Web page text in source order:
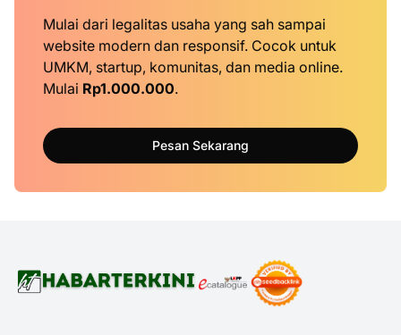
Mulai dari legalitas usaha yang sah sampai
website modern dan responsif. Cocok untuk
UMKM, startup, komunitas, dan media online.
Mulai Rp1.000.000.
Pesan Sekarang